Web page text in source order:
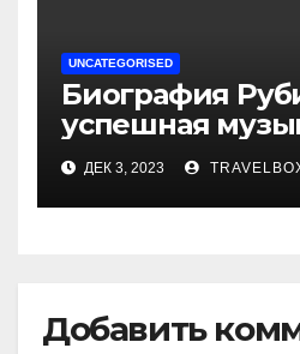
UNCATEGORISED
Биография
успешная
карьера,
знаковые
ДЕК 3, 2023
Добавить